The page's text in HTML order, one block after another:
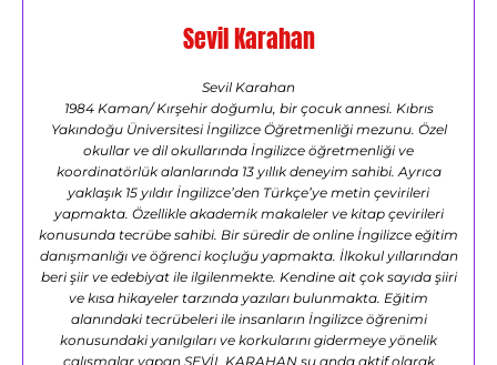
Sevil Karahan
Sevil Karahan
1984 Kaman/ Kırşehir doğumlu, bir çocuk annesi. Kıbrıs
Yakındoğu Üniversitesi İngilizce Öğretmenliği mezunu. Özel
okullar ve dil okullarında İngilizce öğretmenliği ve
koordinatörlük alanlarında 13 yıllık deneyim sahibi. Ayrıca
yaklaşık 15 yıldır İngilizce’den Türkçe’ye metin çevirileri
yapmakta. Özellikle akademik makaleler ve kitap çevirileri
konusunda tecrübe sahibi. Bir süredir de online İngilizce eğitim
danışmanlığı ve öğrenci koçluğu yapmakta. İlkokul yıllarından
beri şiir ve edebiyat ile ilgilenmekte. Kendine ait çok sayıda şiiri
ve kısa hikayeler tarzında yazıları bulunmakta. Eğitim
alanındaki tecrübeleri ile insanların İngilizce öğrenimi
konusundaki yanılgıları ve korkularını gidermeye yönelik
çalışmalar yapan SEVİL KARAHAN şu anda aktif olarak